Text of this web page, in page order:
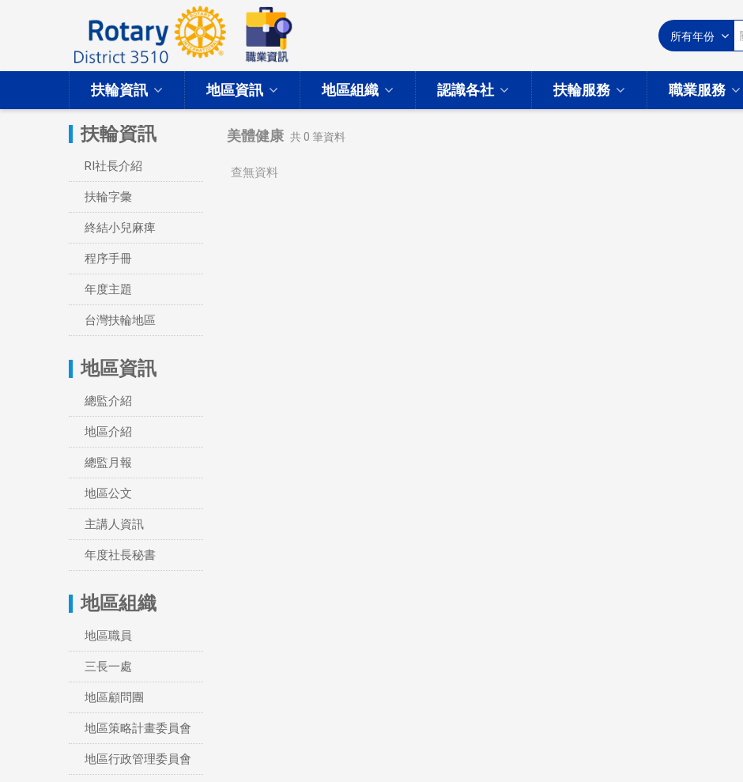
扶輪資訊 地區資訊 地區組織 認識各社 扶輪服務 職業服務
扶輪資訊
RI社長介紹
扶輪字彙
終結小兒麻痺
程序手冊
年度主題
台灣扶輪地區
地區資訊
總監介紹
地區介紹
總監月報
地區公文
主講人資訊
年度社長秘書
地區組織
地區職員
三長一處
地區顧問團
地區策略計畫委員會
地區行政管理委員會
美體健康 共0 筆資料
查無資料